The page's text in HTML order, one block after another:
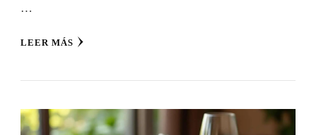
…
LEER MÁS